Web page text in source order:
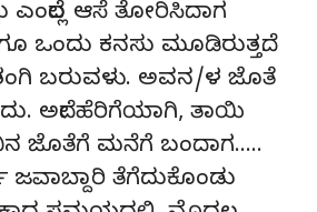
ಆಸೆ ತೋರಿಸಿದಾಗ
ಒಂದು ಕನಸು ಮೂಡಿರುತ್ತದೆ.
ಬರುವಳು. ಅವನ/ಳ ಜೊತೆ
ಅದೇ ಹೆರಿಗೆಯಾಗಿ, ತಾಯಿ
ಜೊತೆಗೆ ಮನೆಗೆ ಬಂದಾಗ…..
ತೆಗೆದುಕೊಂಡು